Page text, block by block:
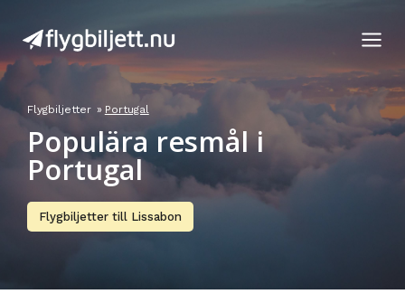
content
Flygbiljetter » Portugal
Populära resmål i
Portugal
Flygbiljetter till Lissabon